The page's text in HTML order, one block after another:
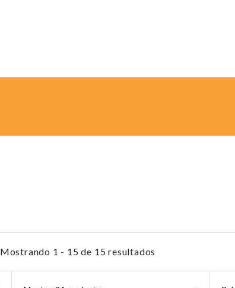
Mostrando 1 - 15 de 15 resultados